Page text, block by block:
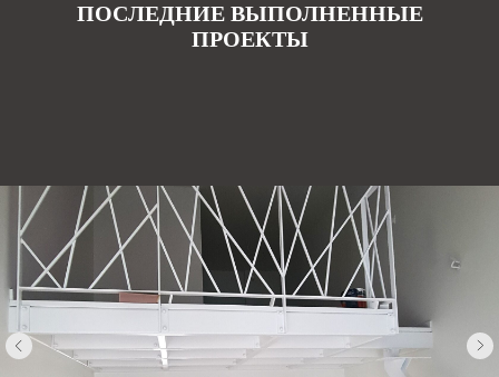
ПОСЛЕДНИЕ ВЫПОЛНЕННЫЕ
ПРОЕКТЫ